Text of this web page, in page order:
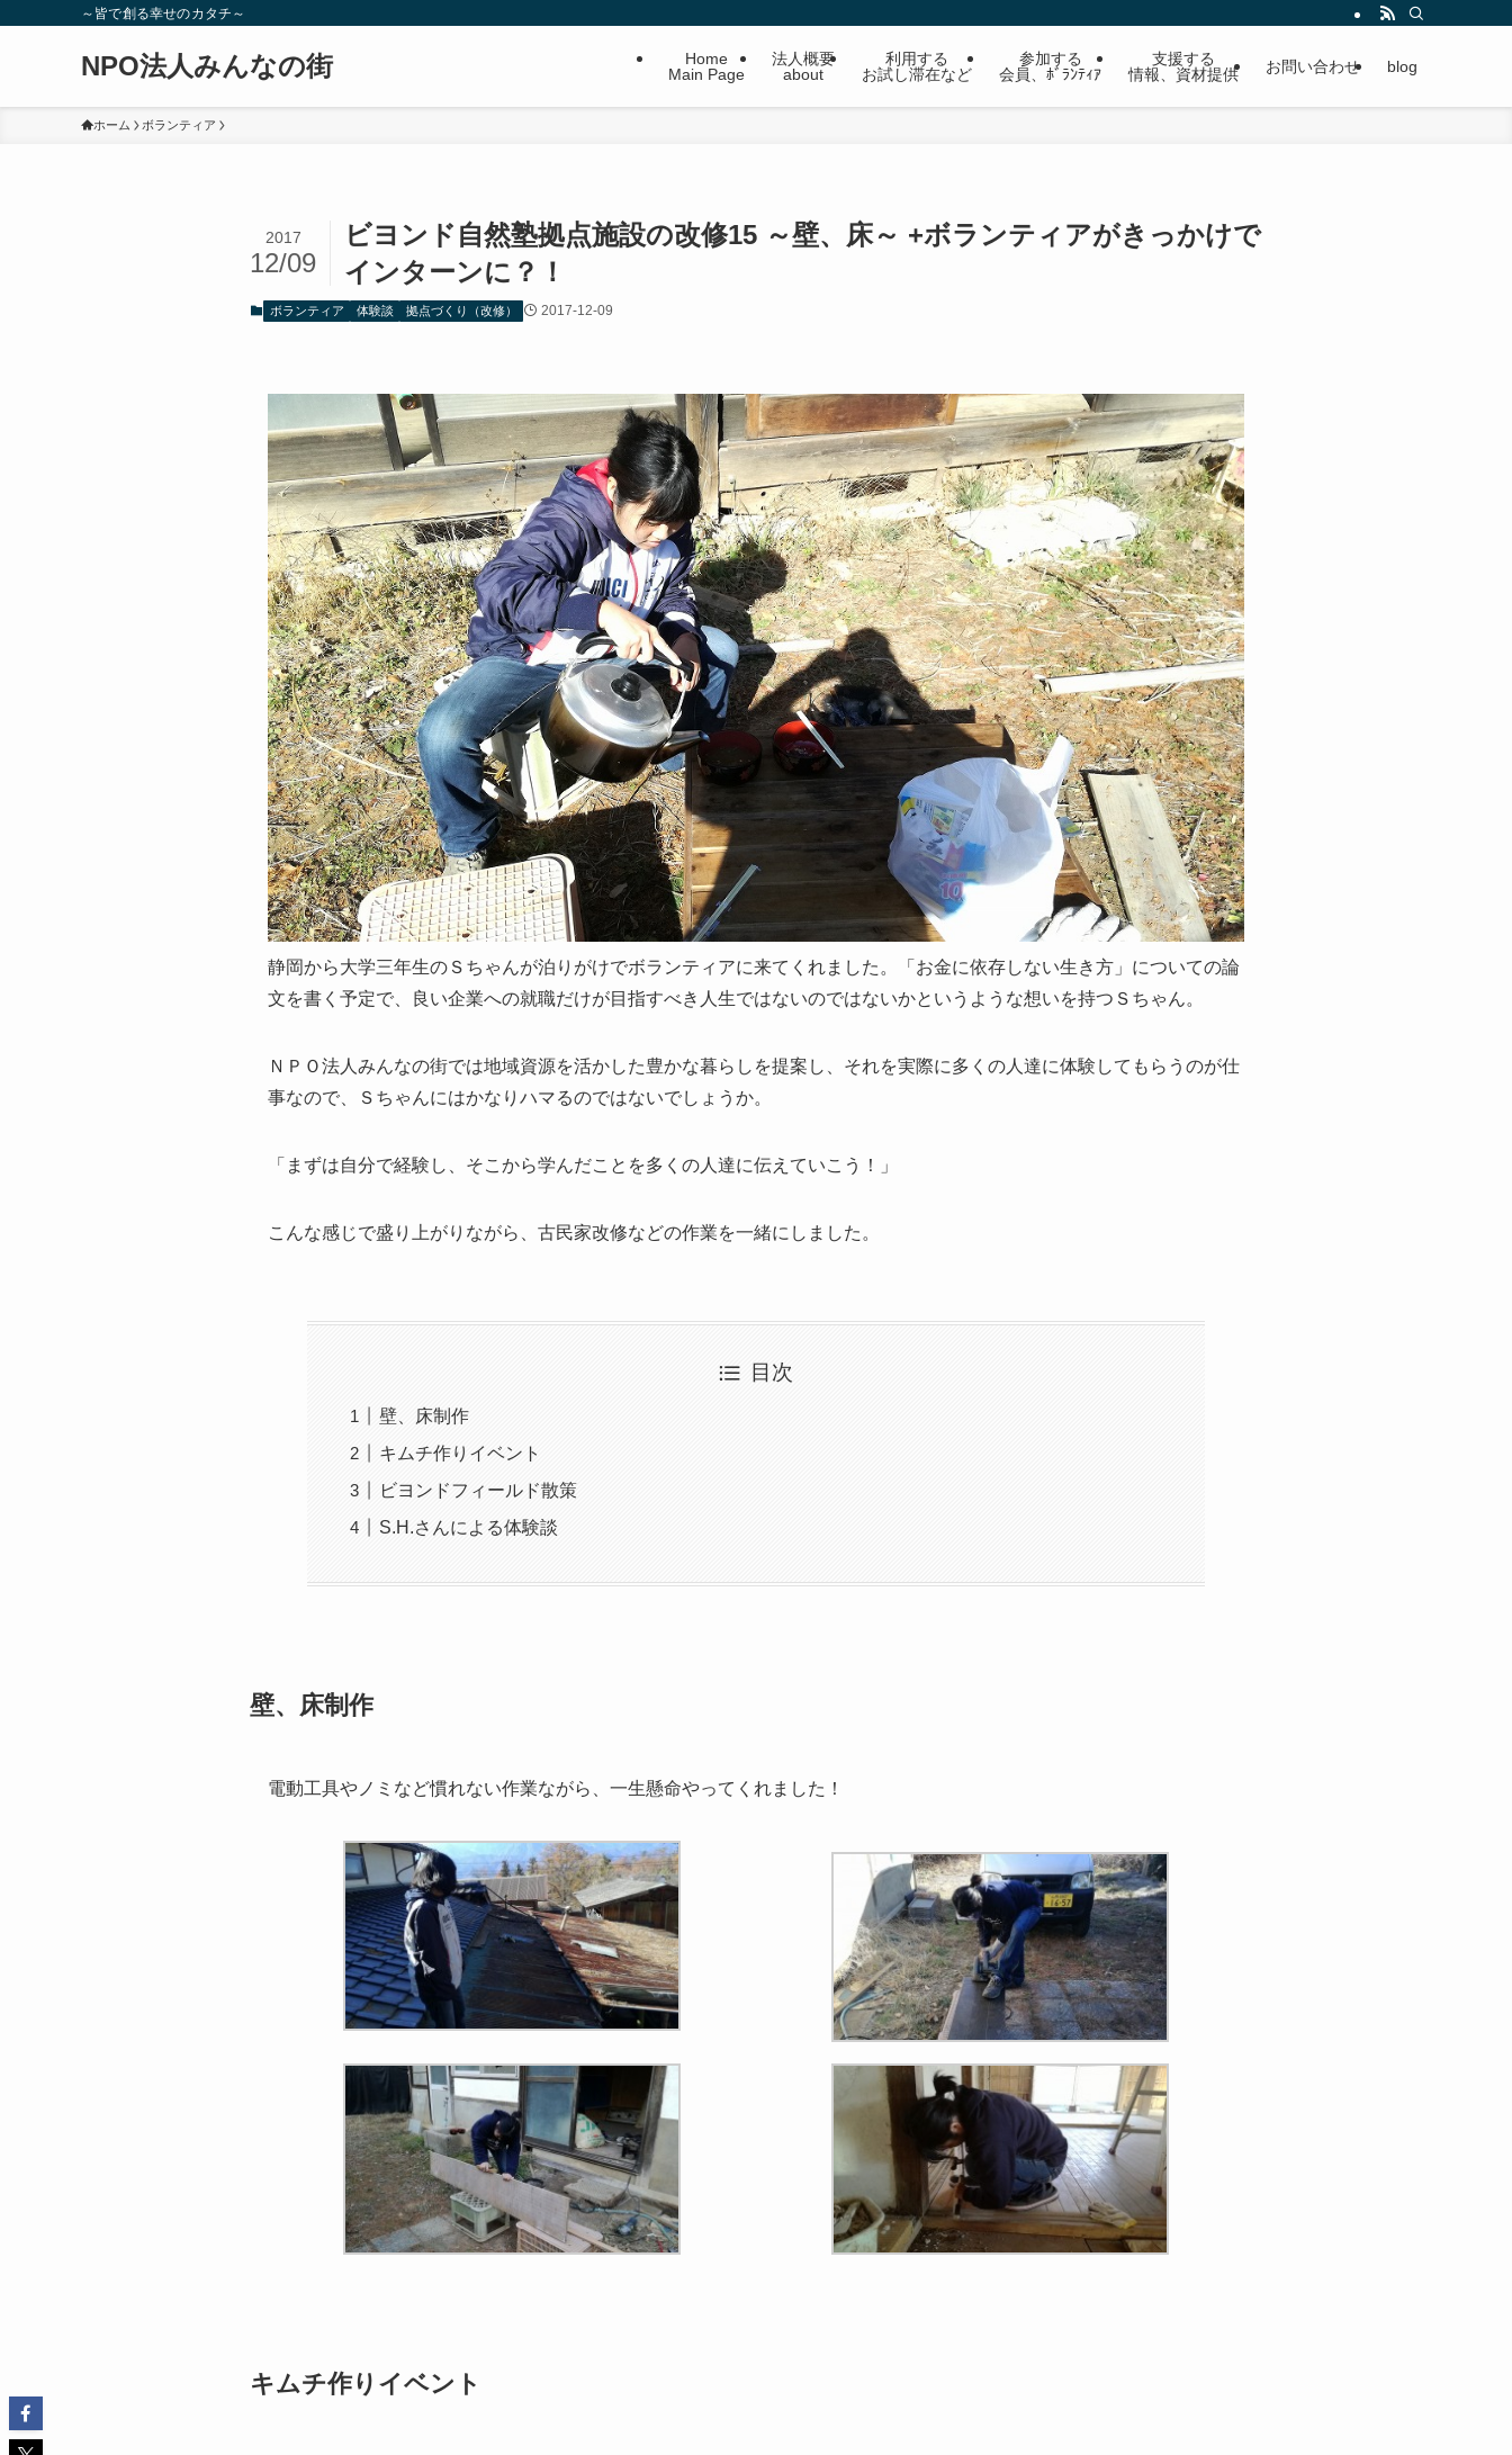
～皆で創る幸せのカタチ～
NPO法人みんなの街
Home
Main Page
法人概要
about
利用する
お試し滞在など
参加する
会員、ﾎﾞﾗﾝﾃｨｱ
支援する
情報、資材提供
お問い合わせ blog
ホーム ボランティア
ビヨンド自然塾拠点施設の改修15 ～壁、床～ +ボランティアがきっかけで
インターンに？！
2017
12/09
ボランティア 体験談 拠点づくり（改修） 2017-12-09
静岡から大学三年生のＳちゃんが泊りがけでボランティアに来てくれました。「お金に依存しない生き方」についての論
文を書く予定で、良い企業への就職だけが目指すべき人生ではないのではないかというような想いを持つＳちゃん。
ＮＰＯ法人みんなの街では地域資源を活かした豊かな暮らしを提案し、それを実際に多くの人達に体験してもらうのが仕
事なので、Ｓちゃんにはかなりハマるのではないでしょうか。
「まずは自分で経験し、そこから学んだことを多くの人達に伝えていこう！」
こんな感じで盛り上がりながら、古民家改修などの作業を一緒にしました。
目次
壁、床制作
キムチ作りイベント
ビヨンドフィールド散策
S.H.さんによる体験談
壁、床制作
電動工具やノミなど慣れない作業ながら、一生懸命やってくれました！
キムチ作りイベント